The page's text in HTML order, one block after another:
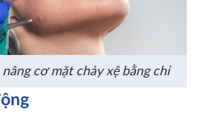
cơ mặt chảy xệ bằng chỉ